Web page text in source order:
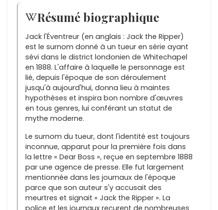
Résumé biographique
Jack l'Éventreur (en anglais : Jack the Ripper)
est le surnom donné à un tueur en série ayant
sévi dans le district londonien de Whitechapel
en 1888. L'affaire à laquelle le personnage est
lié, depuis l'époque de son déroulement
jusqu'à aujourd'hui, donna lieu à maintes
hypothèses et inspira bon nombre d'œuvres
en tous genres, lui conférant un statut de
mythe moderne.
Le surnom du tueur, dont l'identité est toujours
inconnue, apparut pour la première fois dans
la lettre « Dear Boss », reçue en septembre 1888
par une agence de presse. Elle fut largement
mentionnée dans les journaux de l'époque
parce que son auteur s'y accusait des
meurtres et signait « Jack the Ripper ». La
police et les journaux reçurent de nombreuses